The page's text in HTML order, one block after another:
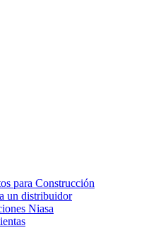
para Construcción
un distribuidor
Niasa